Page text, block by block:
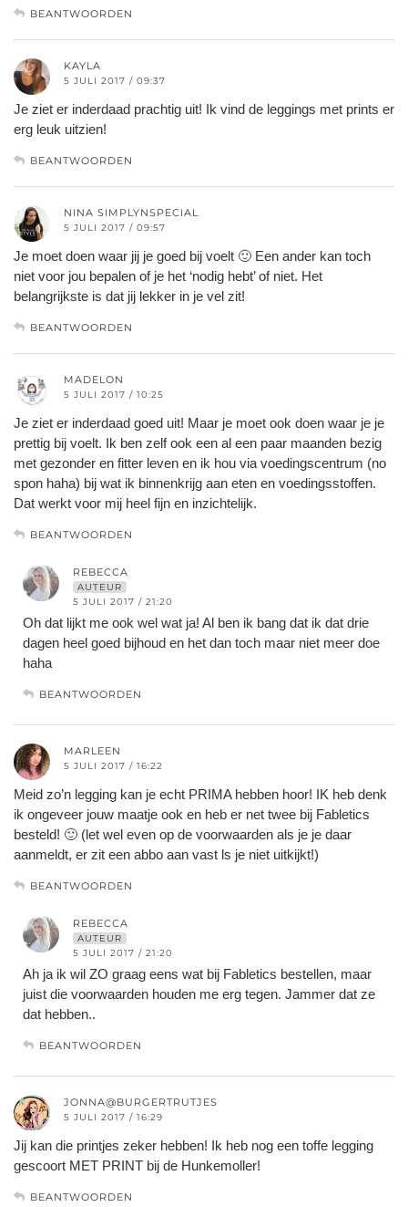
BEANTWOORDEN
KAYLA
5 JULI 2017 / 09:37
Je ziet er inderdaad prachtig uit! Ik vind de leggings met prints er
erg leuk uitzien!
BEANTWOORDEN
NINA SIMPLYNSPECIAL
5 JULI 2017 / 09:57
Je moet doen waar jij je goed bij voelt 🙂 Een ander kan toch
niet voor jou bepalen of je het ‘nodig hebt’ of niet. Het
belangrijkste is dat jij lekker in je vel zit!
BEANTWOORDEN
MADELON
5 JULI 2017 / 10:25
Je ziet er inderdaad goed uit! Maar je moet ook doen waar je je
prettig bij voelt. Ik ben zelf ook een al een paar maanden bezig
met gezonder en fitter leven en ik hou via voedingscentrum (no
spon haha) bij wat ik binnenkrijg aan eten en voedingsstoffen.
Dat werkt voor mij heel fijn en inzichtelijk.
BEANTWOORDEN
REBECCA
AUTEUR
5 JULI 2017 / 21:20
Oh dat lijkt me ook wel wat ja! Al ben ik bang dat ik dat drie
dagen heel goed bijhoud en het dan toch maar niet meer doe
haha
BEANTWOORDEN
MARLEEN
5 JULI 2017 / 16:22
Meid zo’n legging kan je echt PRIMA hebben hoor! IK heb denk
ik ongeveer jouw maatje ook en heb er net twee bij Fabletics
besteld! 🙂 (let wel even op de voorwaarden als je je daar
aanmeldt, er zit een abbo aan vast ls je niet uitkijkt!)
BEANTWOORDEN
REBECCA
AUTEUR
5 JULI 2017 / 21:20
Ah ja ik wil ZO graag eens wat bij Fabletics bestellen, maar
juist die voorwaarden houden me erg tegen. Jammer dat ze
dat hebben..
BEANTWOORDEN
JONNA@BURGERTRUTJES
5 JULI 2017 / 16:29
Jij kan die printjes zeker hebben! Ik heb nog een toffe legging
gescoort MET PRINT bij de Hunkemoller!
BEANTWOORDEN